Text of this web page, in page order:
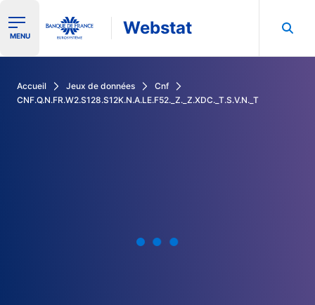
Ouvrir le menu de navigation
MENU Webstat
Accueil Jeux de données
Cnf
CNF.Q.N.FR.W2.S128.S12K.N.A.LE.F52._Z._Z.XDC._T.S.V.N._T